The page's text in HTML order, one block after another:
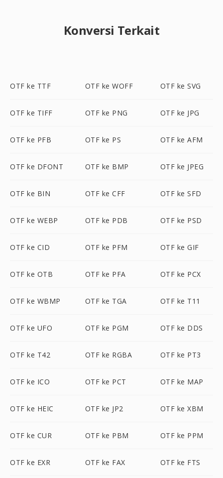
Konversi Terkait
OTF ke TTF OTF ke WOFF OTF ke SVG
OTF ke TIFF OTF ke PNG OTF ke JPG
OTF ke PFB OTF ke PS OTF ke AFM
OTF ke DFONT OTF ke BMP OTF ke JPEG
OTF ke BIN OTF ke CFF OTF ke SFD
OTF ke WEBP OTF ke PDB OTF ke PSD
OTF ke CID OTF ke PFM OTF ke GIF
OTF ke OTB OTF ke PFA OTF ke PCX
OTF ke WBMP OTF ke TGA OTF ke T11
OTF ke UFO OTF ke PGM OTF ke DDS
OTF ke T42 OTF ke RGBA OTF ke PT3
OTF ke ICO OTF ke PCT OTF ke MAP
OTF ke HEIC OTF ke JP2 OTF ke XBM
OTF ke CUR OTF ke PBM OTF ke PPM
OTF ke EXR OTF ke FAX OTF ke FTS